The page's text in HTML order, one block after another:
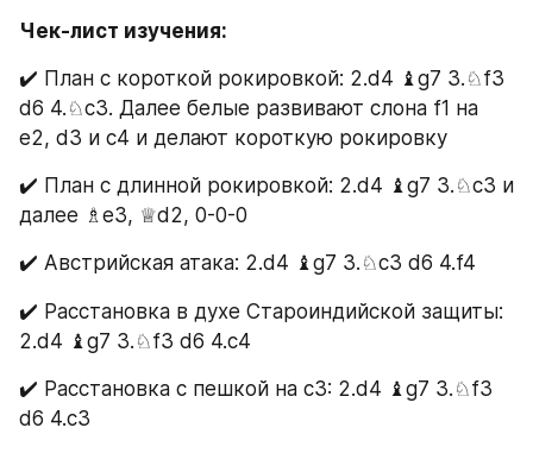
Чек-лист изучения:
✔️ План с короткой рокировкой: 2.d4 ♝g7 3.♘f3
d6 4.♘c3. Далее белые развивают слона f1 на
е2, d3 и с4 и делают короткую рокировку
✔️ План с длинной рокировкой: 2.d4 ♝g7 3.♘c3 и
далее ♗e3, ♕d2, 0-0-0
✔️ Австрийская атака: 2.d4 ♝g7 3.♘c3 d6 4.f4
✔️ Расстановка в духе Староиндийской защиты:
2.d4 ♝g7 3.♘f3 d6 4.c4
✔️ Расстановка с пешкой на с3: 2.d4 ♝g7 3.♘f3
d6 4.c3